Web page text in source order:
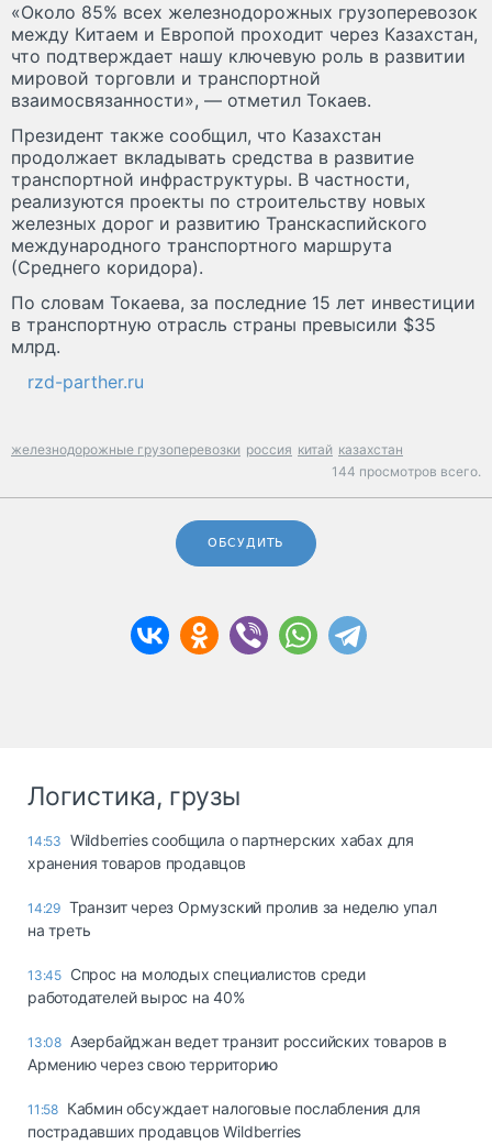
«Около 85% всех железнодорожных грузоперевозок
между Китаем и Европой проходит через Казахстан,
что подтверждает нашу ключевую роль в развитии
мировой торговли и транспортной
взаимосвязанности», — отметил Токаев.
Президент также сообщил, что Казахстан
продолжает вкладывать средства в развитие
транспортной инфраструктуры. В частности,
реализуются проекты по строительству новых
железных дорог и развитию Транскаспийского
международного транспортного маршрута
(Среднего коридора).
По словам Токаева, за последние 15 лет инвестиции
в транспортную отрасль страны превысили $35
млрд.
rzd-parther.ru
железнодорожные грузоперевозки россия китай казахстан
144 просмотров всего.
ОБСУДИТЬ
Логистика, грузы
14:53 Wildberries сообщила о партнерских хабах для
хранения товаров продавцов
14:29 Транзит через Ормузский пролив за неделю упал
на треть
13:45 Спрос на молодых специалистов среди
работодателей вырос на 40%
13:08 Азербайджан ведет транзит российских товаров в
Армению через свою территорию
11:58 Кабмин обсуждает налоговые послабления для
пострадавших продавцов Wildberries